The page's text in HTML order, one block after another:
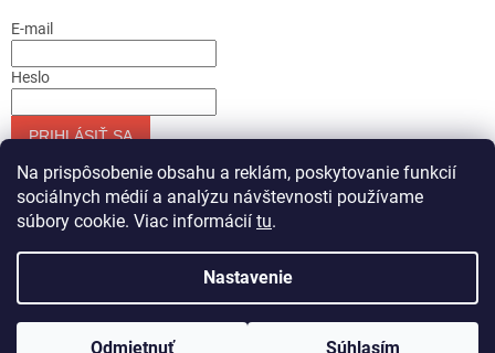
Na prispôsobenie obsahu a reklám, poskytovanie funkcií
sociálnych médií a analýzu návštevnosti používame
súbory cookie. Viac informácií tu.
Nastavenie
Odmietnuť Súhlasím
E-mail
Heslo
PRIHLÁSIŤ SA
Nová registráciaZabudnuté heslo
Servis-runar sro
Upraviť nastavenie cookies